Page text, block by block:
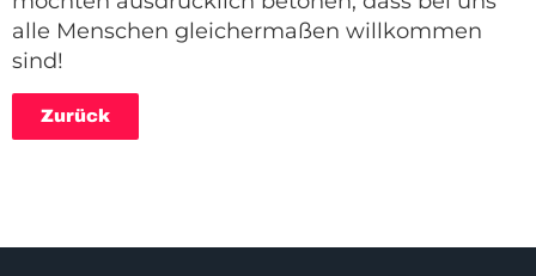
alle Menschen gleichermaßen willkommen
sind!
Zurück